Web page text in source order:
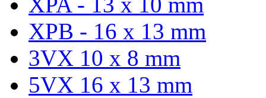
XPB - 16 x 13 mm
3VX 10 x 8 mm
5VX 16 x 13 mm